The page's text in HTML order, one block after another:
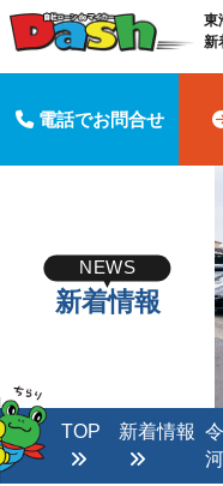
東
新
電話でお問合せ
NEWS
新着情報
TOP 新着情報